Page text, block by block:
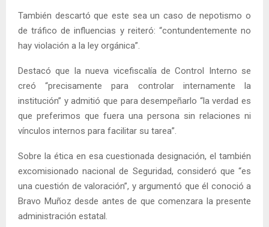
También descartó que este sea un caso de nepotismo o
de tráfico de influencias y reiteró: “contundentemente no
hay violación a la ley orgánica”.
Destacó que la nueva vicefiscalía de Control Interno se
creó “precisamente para controlar internamente la
institución” y admitió que para desempeñarlo “la verdad es
que preferimos que fuera una persona sin relaciones ni
vínculos internos para facilitar su tarea”.
Sobre la ética en esa cuestionada designación, el también
excomisionado nacional de Seguridad, consideró que “es
una cuestión de valoración”, y argumentó que él conoció a
Bravo Muñoz desde antes de que comenzara la presente
administración estatal.